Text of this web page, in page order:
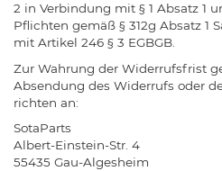
2 in Verbindung mit § 1 Absatz 1
Pflichten gemäß § 312g Absatz 1
mit Artikel 246 § 3 EGBGB.
Zur Wahrung der Widerrufsfrist
Absendung des Widerrufs oder
richten an:
SotaParts
Albert-Einstein-Str. 4
55435 Gau-Algesheim